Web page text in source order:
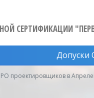
СЕРТИФИКАЦИИ
Допуски
проектировщиков в